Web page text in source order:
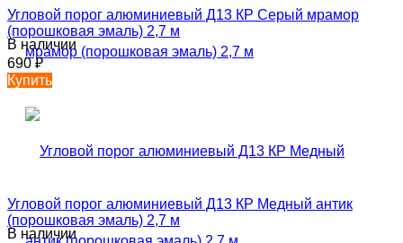
Угловой порог алюминиевый Д13 КР Серый мрамор
(порошковая эмаль) 2,7 м
В наличии
690₽
Купить
Угловой порог алюминиевый Д13 КР Медный антик
(порошковая эмаль) 2,7 м
В наличии